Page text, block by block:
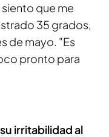
que me
35 grados,
de mayo. "Es
pronto para
irritabilidad al